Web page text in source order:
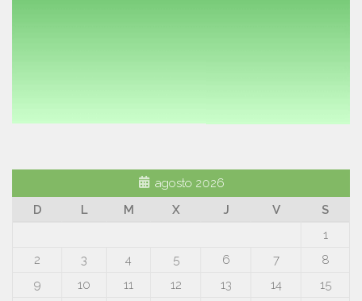
agosto 2026
D
L M X J V
S
1
2
3 4 5 6 7
8
9
10 11 12 13 14
15